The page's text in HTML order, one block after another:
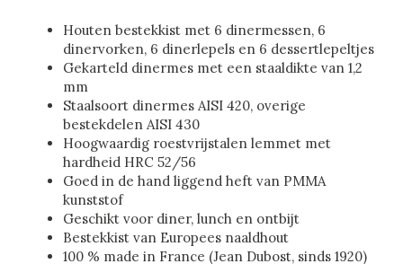
Houten bestekkist met 6 dinermessen, 6
dinervorken, 6 dinerlepels en 6 dessertlepeltjes
Gekarteld dinermes met een staaldikte van 1,2
mm
Staalsoort dinermes AISI 420, overige
bestekdelen AISI 430
Hoogwaardig roestvrijstalen lemmet met
hardheid HRC 52/56
Goed in de hand liggend heft van PMMA
kunststof
Geschikt voor diner, lunch en ontbijt
Bestekkist van Europees naaldhout
100 % made in France (Jean Dubost, sinds 1920)